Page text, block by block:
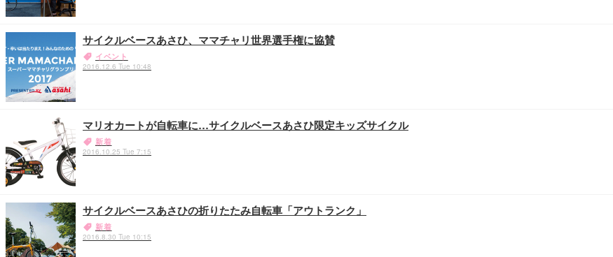
サイクルベースあさひ、ママチャリ世界選手権に協賛
イベント
2016.12.6 Tue 10:48
マリオカートが自転車に…サイクルベースあさひ限定キッズサイクル
新着
2016.10.25 Tue 7:15
サイクルベースあさひの折りたたみ自転車「アウトランク」
新着
2016.8.30 Tue 10:15